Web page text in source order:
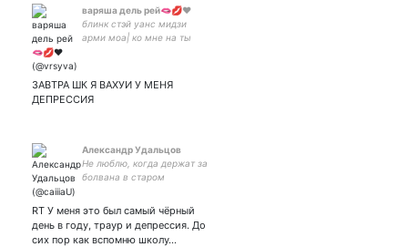
варяша дель рей🫦💋♥️
блинк стэй уанс мидзи
арми моа| ко мне на ты
ЗАВТРА ШК Я ВАХУИ У МЕНЯ
ДЕПРЕССИЯ
Александр Удальцов
Не люблю, когда держат за
болвана в старом
RT У меня это был самый чёрный
день в году, траур и депрессия. До
сих пор как вспомню школу…